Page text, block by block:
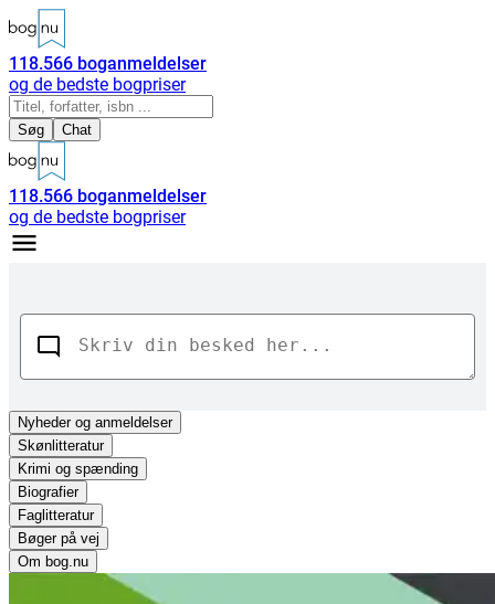
118.566 boganmeldelser
og de bedste bogpriser
Søg Chat
118.566 boganmeldelser
og de bedste bogpriser
Nyhederog anmeldelser
Skønlitteratur
Krimi og spænding
Biografier
Faglitteratur
Bøger på vej
Om bog.nu